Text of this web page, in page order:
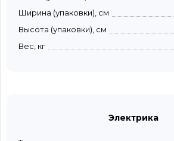
Ширина (упаковки), см
Высота (упаковки), см
Вес, кг
Электрика